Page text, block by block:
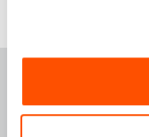
SEM